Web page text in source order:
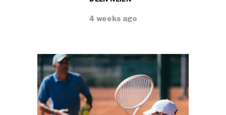
4 weeks ago